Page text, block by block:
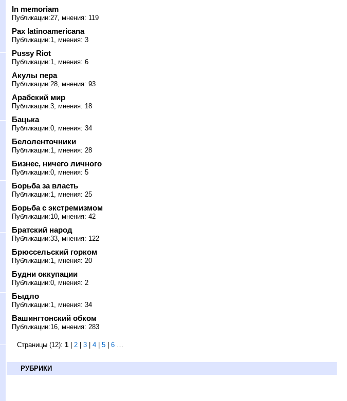
In memoriam
Публикации:27, мнения: 119
Pax latinoamericana
Публикации:1, мнения: 3
Pussy Riot
Публикации:1, мнения: 6
Акулы пера
Публикации:28, мнения: 93
Арабский мир
Публикации:3, мнения: 18
Бацька
Публикации:0, мнения: 34
Белоленточники
Публикации:1, мнения: 28
Бизнес, ничего личного
Публикации:0, мнения: 5
Борьба за власть
Публикации:1, мнения: 25
Борьба с экстремизмом
Публикации:10, мнения: 42
Братский народ
Публикации:33, мнения: 122
Брюссельский горком
Публикации:1, мнения: 20
Будни оккупации
Публикации:0, мнения: 2
Быдло
Публикации:1, мнения: 34
Вашингтонский обком
Публикации:16, мнения: 283
Страницы (12): 1 2 3 4 5 6 …
РУБРИКИ